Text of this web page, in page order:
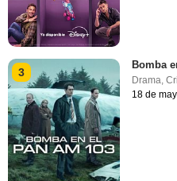
3
Bomba
Drama,
18 de